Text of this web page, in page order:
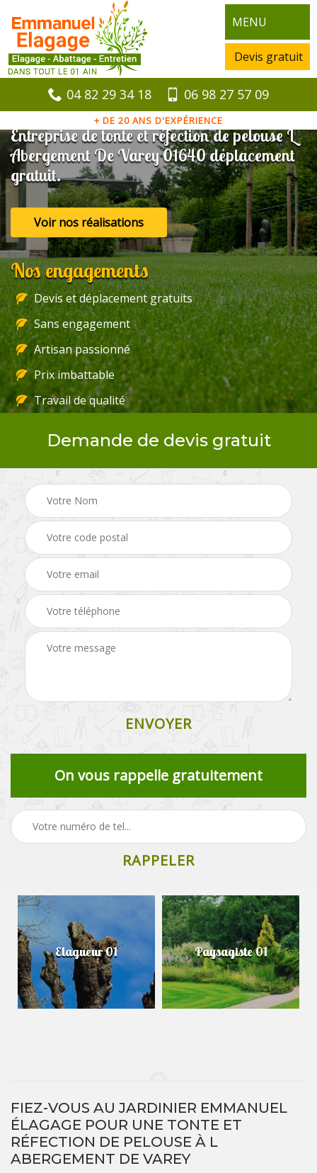
MENU
Devis gratuit
04 82 29 34 18 06 98 27 57 09
+ DE 20 ANS D'EXPÉRIENCE
Entreprise de tonte et réfection de pelouse L
Abergement De Varey 01640 déplacement
gratuit.
Voir nos réalisations
Nos engagements
Devis et déplacement gratuits
Sans engagement
Artisan passionné
Prix imbattable
Travail de qualité
Demande de devis gratuit
On vous rappelle gratuitement
Elagueur 01 Paysagiste 01
FIEZ-VOUS AU JARDINIER EMMANUEL
ÉLAGAGE POUR UNE TONTE ET
RÉFECTION DE PELOUSE À L
ABERGEMENT DE VAREY